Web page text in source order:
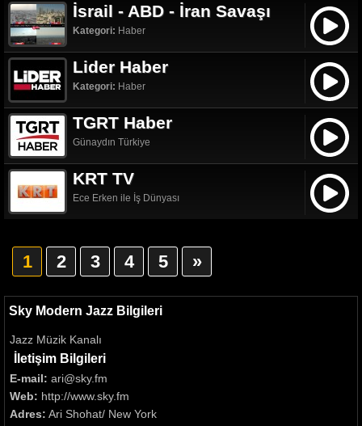
İsrail - ABD - İran Savaşı
Kategori: Haber
Lider Haber
Kategori: Haber
TGRT Haber
Günaydın Türkiye
KRT TV
Ece Erken ile İş Dünyası
1 2 3 4 5 »
Sky Modern Jazz Bilgileri
Jazz Müzik Kanalı
İletişim Bilgileri
E-mail: ari@sky.fm
Web: http://www.sky.fm
Adres: Ari Shohat/ New York